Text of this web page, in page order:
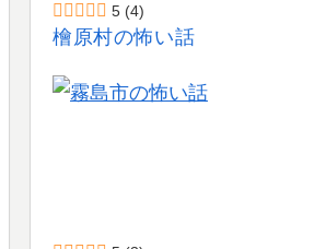
5 (4)
檜原村の怖い話